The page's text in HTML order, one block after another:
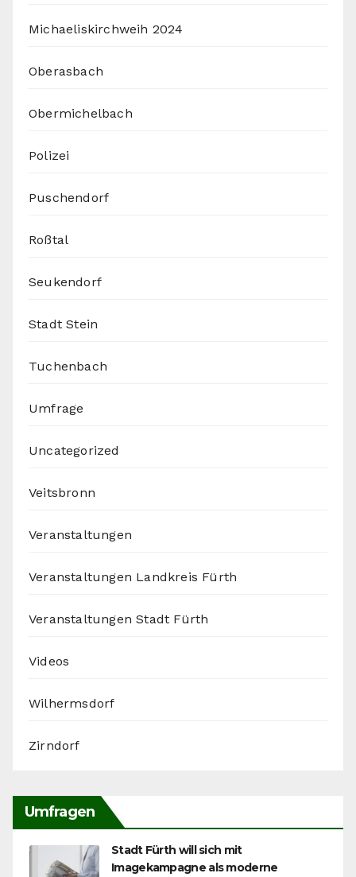
Michaeliskirchweih 2024
Oberasbach
Obermichelbach
Polizei
Puschendorf
Roßtal
Seukendorf
Stadt Stein
Tuchenbach
Umfrage
Uncategorized
Veitsbronn
Veranstaltungen
Veranstaltungen Landkreis Fürth
Veranstaltungen Stadt Fürth
Videos
Wilhermsdorf
Zirndorf
Umfragen
Stadt Fürth will sich mit
Imagekampagne als moderne